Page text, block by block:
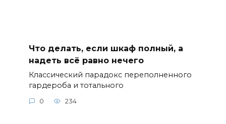
Что делать, если шкаф полный, а
надеть всё равно нечего
Классический парадокс переполненного
гардероба и тотального
0 234